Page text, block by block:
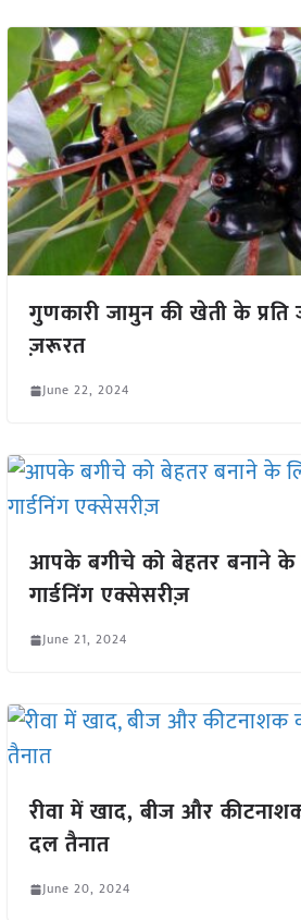
गुणकारी जामुन की खेती के प्रति
ज़रूरत
June 22, 2024
आपके बगीचे को बेहतर बनाने के
गार्डनिंग एक्सेसरीज़
June 21, 2024
रीवा में खाद, बीज और
दल तैनात
June 20, 2024